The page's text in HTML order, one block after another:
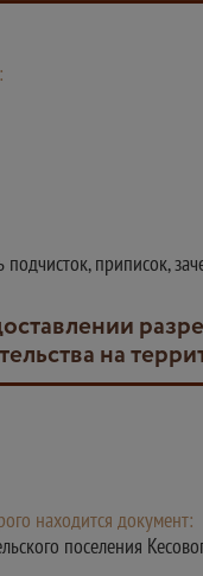
приписок,
на
находится документ:
поселения